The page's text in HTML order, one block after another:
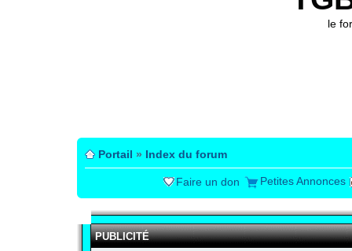
le
Portail » Index du forum
Faire un don Petites Annonces
PUBLICITÉ